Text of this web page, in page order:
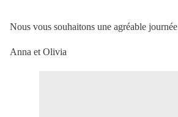
Nous vous souhaitons une agréable journée
Anna et Olivia